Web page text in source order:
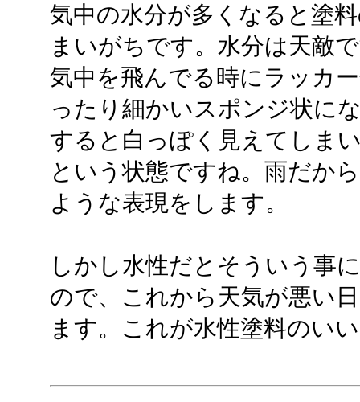
気中の水分が多くなると塗
まいがちです。水分は天敵
気中を飛んでる時にラッカ
ったり細かいスポンジ状に
すると白っぽく見えてしま
という状態ですね。雨だか
ような表現をします。
しかし水性だとそういう事
ので、これから天気が悪い
ます。これが水性塗料のい